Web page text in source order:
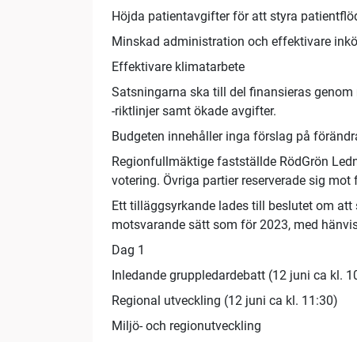
Höjda patientavgifter för att styra
Minskad administration och effektivare
Effektivare klimatarbete
Satsningarna ska till del finansieras
-riktlinjer samt ökade avgifter.
Budgeten innehåller inga förslag på
Regionfullmäktige fastställde RödGrön
votering. Övriga partier reserverade sig mot
Ett tilläggsyrkande lades till beslutet om
motsvarande sätt som för 2023, med
Dag 1
Inledande gruppledardebatt (12 juni ca kl.
Regional utveckling (12 juni ca kl. 11:30)
Miljö- och regionutveckling